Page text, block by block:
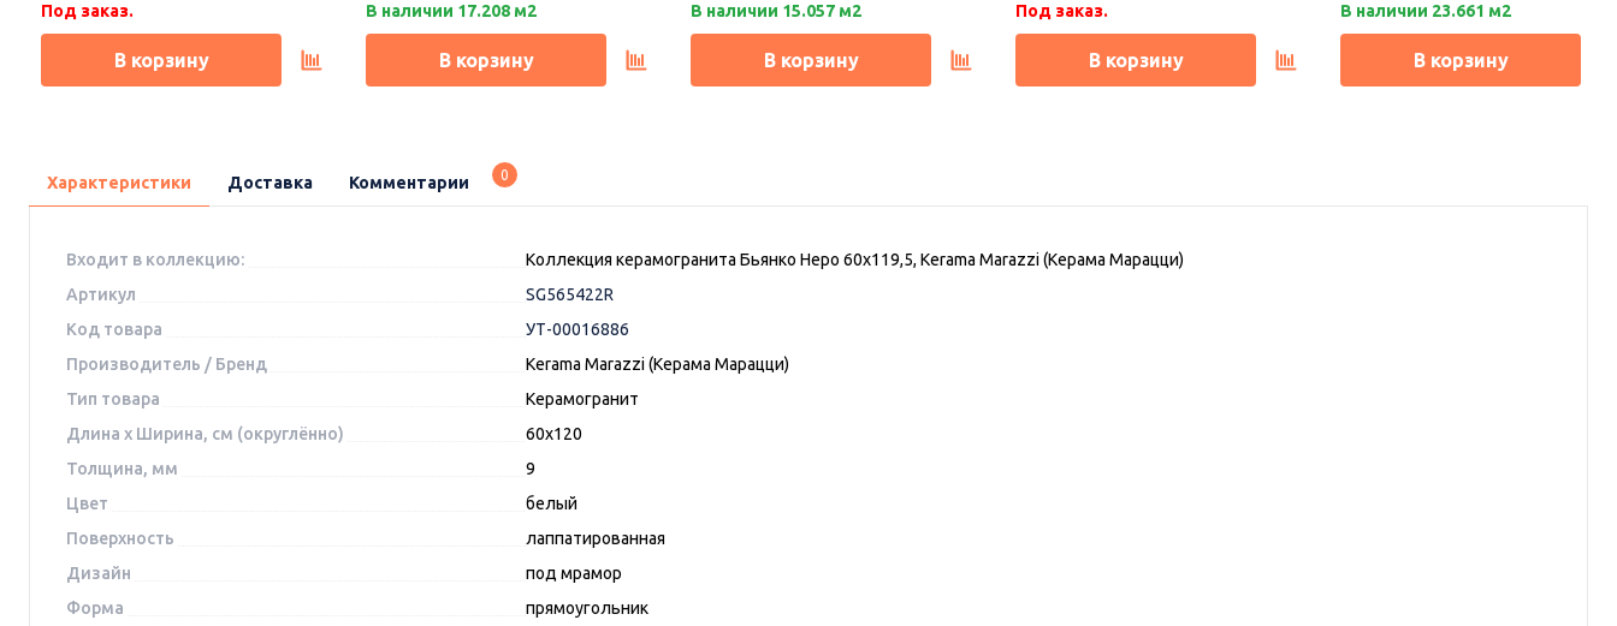
Под заказ.
В корзину
В наличии 17.208 м2
В корзину
В наличии 15.057 м2
В корзину
Под заказ.
В корзину
В наличии 23.661 м2
В корзину
Характеристики Доставка Комментарии 0
Входит в коллекцию:
Коллекция керамогранита Бьянко Неро 60х119,5, Kerama Marazzi (Керама Марацци)
Артикул
SG565422R
Код товара
УТ-00016886
Производитель / Бренд
Kerama Marazzi (Керама Марацци)
Тип товара
Керамогранит
Длина x Ширина, см (округлённо)
60x120
Толщина, мм
9
Цвет
белый
Поверхность
лаппатированная
Дизайн
под мрамор
Форма
прямоугольник